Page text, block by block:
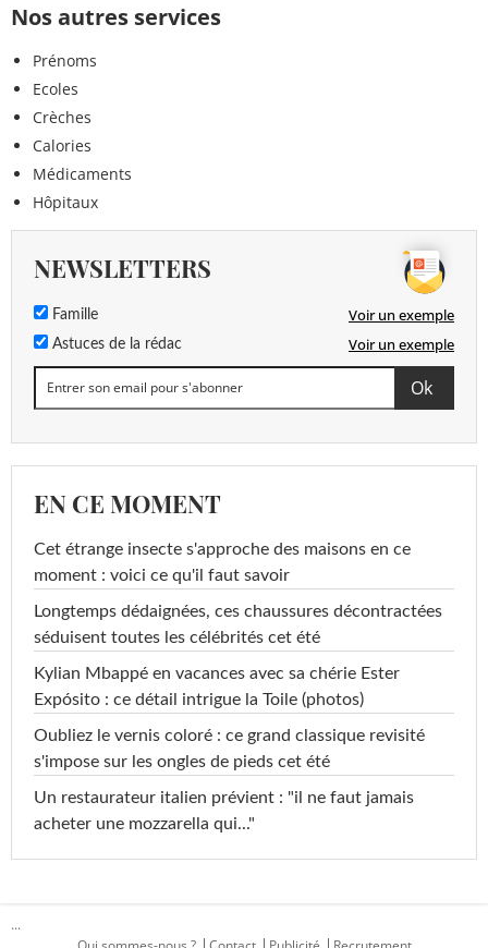
Nos autres services
Prénoms
Ecoles
Crèches
Calories
Médicaments
Hôpitaux
NEWSLETTERS
Famille Voir un exemple
Astuces de la rédac Voir un exemple
EN CE MOMENT
Cet étrange insecte s'approche des maisons en ce
moment : voici ce qu'il faut savoir
Longtemps dédaignées, ces chaussures décontractées
séduisent toutes les célébrités cet été
Kylian Mbappé en vacances avec sa chérie Ester
Expósito : ce détail intrigue la Toile (photos)
Oubliez le vernis coloré : ce grand classique revisité
s'impose sur les ongles de pieds cet été
Un restaurateur italien prévient : "il ne faut jamais
acheter une mozzarella qui..."
...